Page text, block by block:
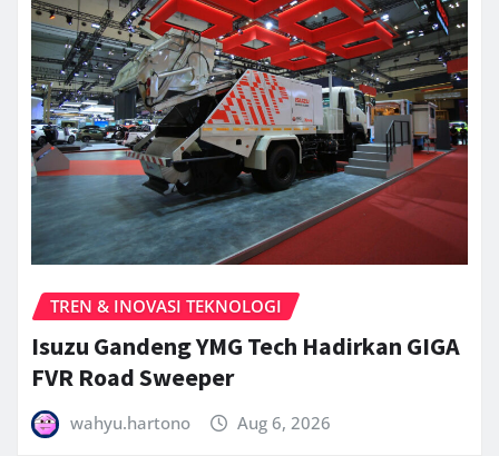
TREN & INOVASI TEKNOLOGI
Isuzu Gandeng YMG Tech Hadirkan GIGA
FVR Road Sweeper
wahyu.hartono Aug 6, 2026